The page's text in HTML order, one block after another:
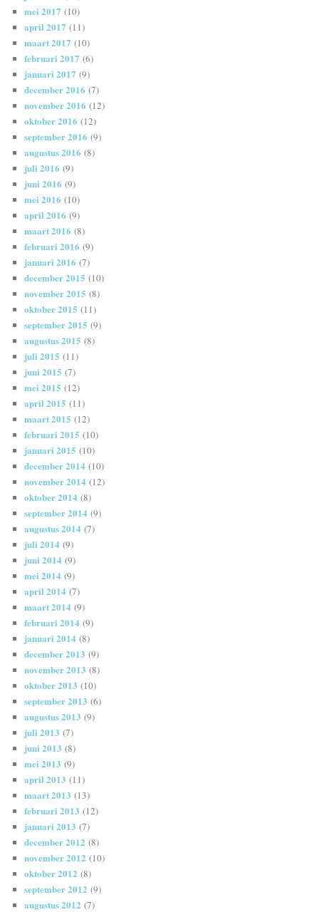
mei 2017 (10)
april 2017 (11)
maart 2017 (10)
februari 2017 (6)
januari 2017 (9)
december 2016 (7)
november 2016 (12)
oktober 2016 (12)
september 2016 (9)
augustus 2016 (8)
juli 2016 (9)
juni 2016 (9)
mei 2016 (10)
april 2016 (9)
maart 2016 (8)
februari 2016 (9)
januari 2016 (7)
december 2015 (10)
november 2015 (8)
oktober 2015 (11)
september 2015 (9)
augustus 2015 (8)
juli 2015 (11)
juni 2015 (7)
mei 2015 (12)
april 2015 (11)
maart 2015 (12)
februari 2015 (10)
januari 2015 (10)
december 2014 (10)
november 2014 (12)
oktober 2014 (8)
september 2014 (9)
augustus 2014 (7)
juli 2014 (9)
juni 2014 (9)
mei 2014 (9)
april 2014 (7)
maart 2014 (9)
februari 2014 (9)
januari 2014 (8)
december 2013 (9)
november 2013 (8)
oktober 2013 (10)
september 2013 (6)
augustus 2013 (9)
juli 2013 (7)
juni 2013 (8)
mei 2013 (9)
april 2013 (11)
maart 2013 (13)
februari 2013 (12)
januari 2013 (7)
december 2012 (8)
november 2012 (10)
oktober 2012 (8)
september 2012 (9)
augustus 2012 (7)